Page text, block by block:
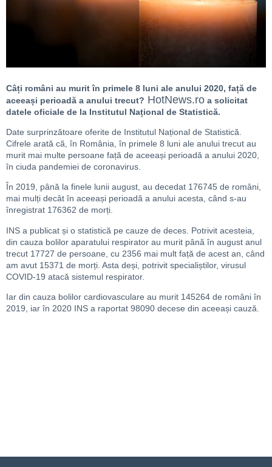
Câți români au murit în primele 8 luni ale anului 2020, față de
aceeași perioadă a anului trecut? HotNews.ro a solicitat
datele oficiale de la Institutul Național de Statistică.
Date surprinzătoare oferite de Institutul Național de Statistică.
Cifrele arată că, în România, în primele 8 luni ale anului trecut au
murit mai multe persoane față de aceeași perioadă a anului 2020,
în ciuda pandemiei de coronavirus.
În 2019, până la finele lunii august, au decedat 176745 de români,
mai mulți decât în aceeași perioadă a anului acesta, când s-au
înregistrat 176362 de morți.
INS a publicat și o statistică pe cauze de deces. Potrivit acesteia,
din cauza bolilor aparatului respirator au murit până în august anul
trecut 17727 de persoane, cu 2356 mai mult față de acest an, când
am avut 15371 de morți. Asta deși, potrivit specialiștilor, virusul
COVID-19 atacă sistemul respirator.
Iar din cauza bolilor cardiovasculare au murit 145264 de români în
2019, iar în 2020 INS a raportat 98090 decese din aceeași cauză.